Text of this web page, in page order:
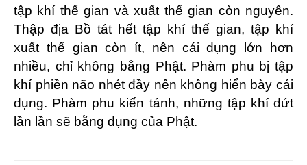
tập khí thế gian và xuất thế gian còn nguyên.
Thập địa Bồ tát hết tập khí thế gian, tập khí
xuất thế gian còn ít, nên cái dụng lớn hơn
nhiều, chỉ không bằng Phật. Phàm phu bị tập
khí phiền não nhét đầy nên không hiển bày cái
dụng. Phàm phu kiến tánh, những tập khí dứt
lần lần sẽ bằng dụng của Phật.